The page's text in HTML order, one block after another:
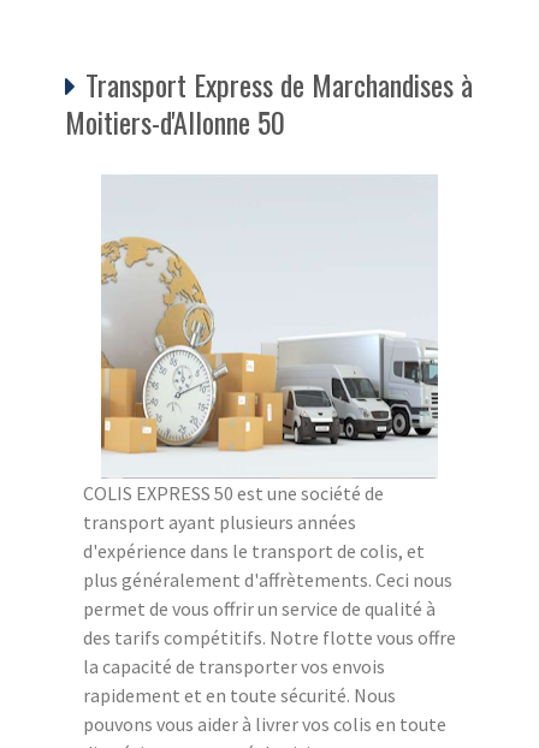
Transport Express de Marchandises à
Moitiers-d'Allonne 50
COLIS EXPRESS 50 est une société de
transport ayant plusieurs années
d'expérience dans le transport de colis, et
plus généralement d'affrètements. Ceci nous
permet de vous offrir un service de qualité à
des tarifs compétitifs. Notre flotte vous offre
la capacité de transporter vos envois
rapidement et en toute sécurité. Nous
pouvons vous aider à livrer vos colis en toute